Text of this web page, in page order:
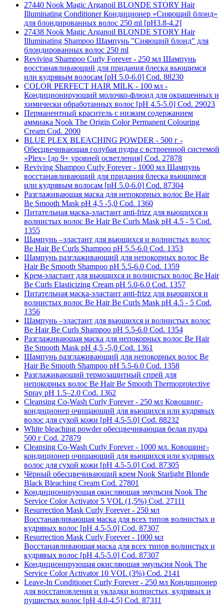
27440 Nook Magic Arganoil BLONDE STORY Hair
Illuminating Conditioner Кондиционер «Сияющий блонд»
для блондированных волос 250 ml [pH3.8-4.2]
27438 Nook Magic Arganoil BLONDE STORY Hair
Illuminating Shampoo Шампунь "Сияющий блонд" для
блондированных волос 250 ml
Reviving Shampoo Curly Forever - 250 мл Шампунь
восстанавливающий для придания блеска вьющимся
или кудрявым волосам [pH 5.0-6.0] Cod. 88230
COLOR PERFECT HAIR MILK - 100 мл -
Кондиционирующий молочко-флюид для окрашенных и
химически обработанных волос [pH 4.5-5.0] Cod. 29023
Перманентный краситель с низким содержанием
аммиака Nook The Origin Color Permanent Colouring
Cream Cod. 2000
BLUE PLEX BLEACHING POWDER - 500 г -
Обесцвечивающая голубая пудра с встроенной системой
«Plex» [до 9+ уровней осветления] Cod. 27878
Reviving Shampoo Curly Forever - 1000 мл Шампунь
восстанавливающий для придания блеска вьющимся
или кудрявым волосам [pH 5.0-6.0] Cod. 87304
Разглаживающая маска для непокорных волос Be Hair
Be Smooth Mask pH 4,5 -5,0 Cod. 1360
Питательная маска-эластант anti-frizz для вьющихся и
волнистых волос Be Hair Be Curls Mask pH 4.5 - 5 Cod.
1355
Шампунь –эластант для вьющихся и волнистых волос
Be Hair Be Curls Shampoo pH 5.5-6.0 Cod. 1353
Шампунь разглаживающий для непокорных волос Be
Hair Be Smooth Shampoo pH 5.5-6.0 Cod. 1359
Крем-эластант для вьющихся и волнистых волос Be Hair
Be Curls Elasticizing Cream pH 5.0-6.0 Cod. 1357
Питательная маска-эластант anti-frizz для вьющихся и
волнистых волос Be Hair Be Curls Mask pH 4.5 - 5 Cod.
1356
Шампунь –эластант для вьющихся и волнистых волос
Be Hair Be Curls Shampoo pH 5.5-6.0 Cod. 1354
Разглаживающая маска для непокорных волос Be Hair
Be Smooth Mask pH 4,5 -5,0 Cod. 1361
Шампунь разглаживающий для непокорных волос Be
Hair Be Smooth Shampoo pH 5.5-6.0 Cod. 1358
Разглаживающий термозащитный спрей для
непокорных волос Be Hair Be Smooth Thermoprotective
Spray pH 1.5–2.0 Cod. 1362
Cleansing Co-Wash Curly Forever - 250 мл Ковошинг-
кондиционер очищающий для вьющихся или кудрявых
волос для сухой кожи [pH 4.5-5.0] Cod. 88232
White bleaching powder обесцвечивающая белая пудра
500 г Cod. 27879
Cleansing Co-Wash Curly Forever - 1000 мл. Ковошинг-
кондиционер очищающий для вьющихся или кудрявых
волос для сухой кожи [pH 4.5-5.0] Cod. 87305
Чёрный обесцвечивающий крем Nook Starlight Blonde
Black Bleaching Cream Cod. 27801
Кондиционирующая окисляющая эмульсия Nook The
Service Color Activator 5 VOL (1,5%) Cod. 27111
Resurrection Mask Curly Forever - 250 мл
Восстанавливающая маска для всех типов волнистых и
кудрявых волос [pH 4.5-5.0] Cod. 87307
Resurrection Mask Curly Forever - 1000 мл
Восстанавливающая маска для всех типов волнистых и
кудрявых волос [pH 4.5-5.0] Cod. 87307
Кондиционирующая окисляющая эмульсия Nook The
Service Color Activator 10 VOL (3%) Cod. 2141
Leave-In Conditioner Curly Forever - 250 мл Кондиционер
для восстановления и укладки волнистых, кудрявых и
пушистых волос [pH 4.0-4.5] Cod. 87311